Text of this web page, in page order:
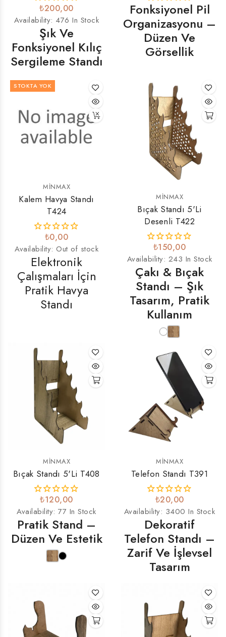
₺200,00
Availability: 476 In Stock
Şık Ve
Fonksiyonel Kılıç
Sergileme Standı
Fonksiyonel Pil
Organizasyonu –
Düzen Ve
Görsellik
STOKTA YOK
MINMAX
Kalem Havya Standı
T424
₺0,00
Availability: Out of stock
Elektronik
Çalışmaları İçin
Pratik Havya
Standı
MINMAX
Bıçak Standı 5'li
Desenli T422
₺150,00
Availability: 243 In Stock
Çakı & Bıçak
Standı – Şık
Tasarım, Pratik
Kullanım
MINMAX
Bıçak Standı 5'li T408
₺120,00
Availability:77 In Stock
Pratik Stand –
Düzen Ve Estetik
MINMAX
Telefon Standı T391
₺20,00
Availability: 3400 In Stock
Dekoratif
Telefon Standı –
Zarif Ve İşlevsel
Tasarım